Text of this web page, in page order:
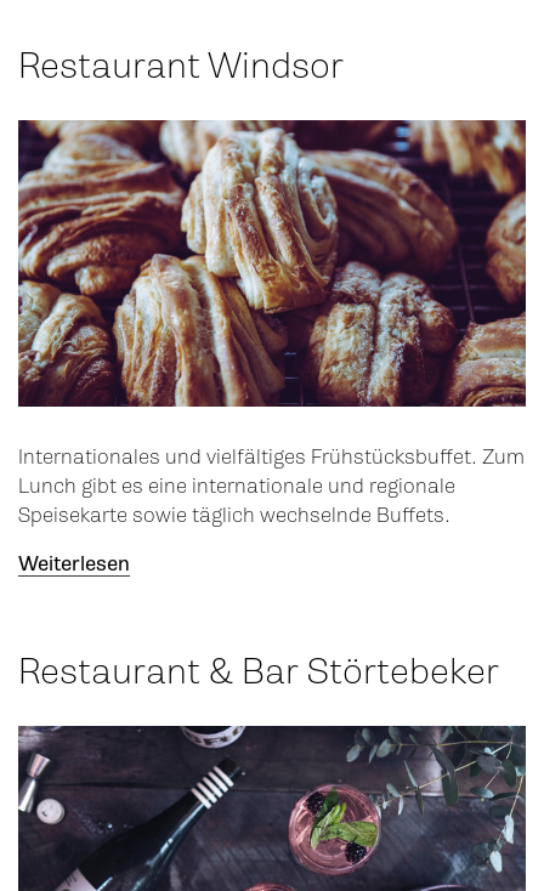
Restaurant Windsor
Internationales und vielfältiges Frühstücksbuffet. Zum
Lunch gibt es eine internationale und regionale
Speisekarte sowie täglich wechselnde Buffets.
Weiterlesen
Restaurant & Bar Störtebeker